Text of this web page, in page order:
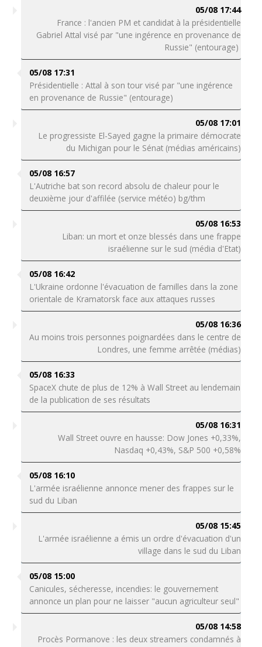
05/08 17:44
France : l'ancien PM et candidat à la présidentielle
Gabriel Attal visé par "une ingérence en provenance de
Russie" (entourage)
05/08 17:31
Présidentielle : Attal à son tour visé par "une ingérence
en provenance de Russie" (entourage)
05/08 17:01
Le progressiste El-Sayed gagne la primaire démocrate
du Michigan pour le Sénat (médias américains)
05/08 16:57
L'Autriche bat son record absolu de chaleur pour le
deuxième jour d'affilée (service météo) bg/thm
05/08 16:53
Liban: un mort et onze blessés dans une frappe
israélienne sur le sud (média d'Etat)
05/08 16:42
L'Ukraine ordonne l'évacuation de familles dans la zone
orientale de Kramatorsk face aux attaques russes
05/08 16:36
Au moins trois personnes poignardées dans le centre de
Londres, une femme arrêtée (médias)
05/08 16:33
SpaceX chute de plus de 12% à Wall Street au lendemain
de la publication de ses résultats
05/08 16:31
Wall Street ouvre en hausse: Dow Jones +0,33%,
Nasdaq +0,43%, S&P 500 +0,58%
05/08 16:10
L'armée israélienne annonce mener des frappes sur le
sud du Liban
05/08 15:45
L'armée israélienne a émis un ordre d'évacuation d'un
village dans le sud du Liban
05/08 15:00
Canicules, sécheresse, incendies: le gouvernement
annonce un plan pour ne laisser "aucun agriculteur seul"
05/08 14:58
Procès Pormanove : les deux streamers condamnés à